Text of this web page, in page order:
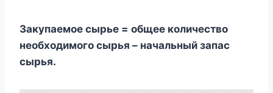
Закупаемое сырье = общее количество
необходимого сырья – начальный запас
сырья.